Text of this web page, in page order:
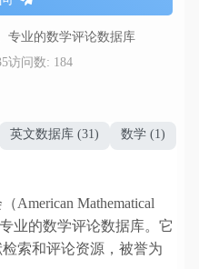
专业的数学评论数据库
访问数: 184
英文数据库 (31) 数学 (1)
American Mathematical
业的数学评论数据库。它
索和评论资源，被誉为